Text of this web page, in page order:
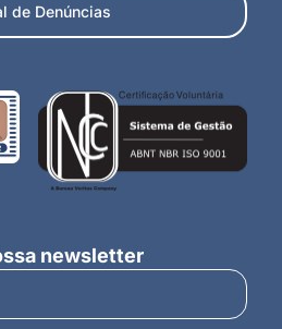
de Denúncias
newsletter